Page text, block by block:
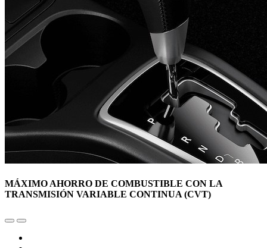
MÁXIMO AHORRO DE COMBUSTIBLE CON LA
TRANSMISIÓN VARIABLE CONTINUA (CVT)